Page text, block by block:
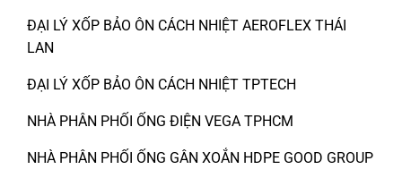
ĐẠI LÝ XỐP BẢO ÔN CÁCH NHIỆT AEROFLEX THÁI
LAN
ĐẠI LÝ XỐP BẢO ÔN CÁCH NHIỆT TPTECH
NHÀ PHÂN PHỐI ỐNG ĐIỆN VEGA TPHCM
NHÀ PHÂN PHỐI ỐNG GÂN XOẮN HDPE GOOD GROUP